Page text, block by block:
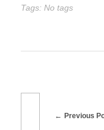
a
d
Tags: No tags
Previous